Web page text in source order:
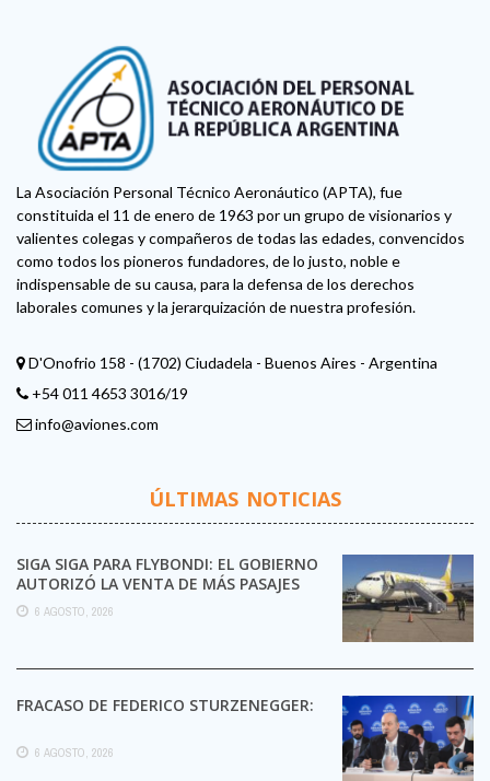
La Asociación Personal Técnico Aeronáutico (APTA), fue
constituida el 11 de enero de 1963 por un grupo de visionarios y
valientes colegas y compañeros de todas las edades, convencidos
como todos los pioneros fundadores, de lo justo, noble e
indispensable de su causa, para la defensa de los derechos
laborales comunes y la jerarquización de nuestra profesión.
D'Onofrio 158 - (1702) Ciudadela - Buenos Aires - Argentina
+54 011 4653 3016/19
info@aviones.com
ÚLTIMAS NOTICIAS
SIGA SIGA PARA FLYBONDI: EL GOBIERNO
AUTORIZÓ LA VENTA DE MÁS PASAJES
6 AGOSTO, 2026
FRACASO DE FEDERICO STURZENEGGER:
6 AGOSTO, 2026